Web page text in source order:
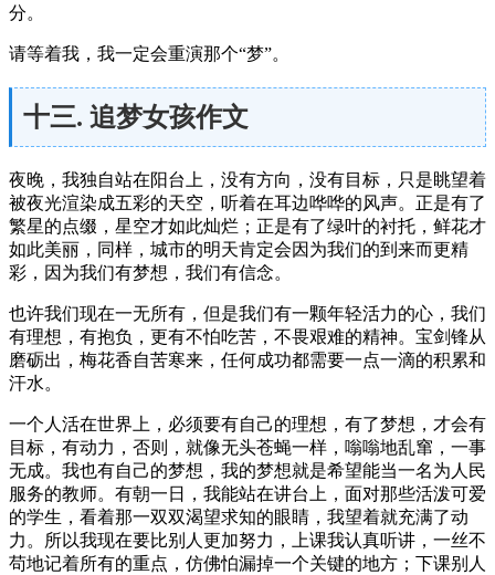
分。
请等着我，我一定会重演那个“梦”。
十三. 追梦女孩作文
夜晚，我独自站在阳台上，没有方向，没有目标，只是眺望着
被夜光渲染成五彩的天空，听着在耳边哗哗的风声。正是有了
繁星的点缀，星空才如此灿烂；正是有了绿叶的衬托，鲜花才
如此美丽，同样，城市的明天肯定会因为我们的到来而更精
彩，因为我们有梦想，我们有信念。
也许我们现在一无所有，但是我们有一颗年轻活力的心，我们
有理想，有抱负，更有不怕吃苦，不畏艰难的精神。宝剑锋从
磨砺出，梅花香自苦寒来，任何成功都需要一点一滴的积累和
汗水。
一个人活在世界上，必须要有自己的理想，有了梦想，才会有
目标，有动力，否则，就像无头苍蝇一样，嗡嗡地乱窜，一事
无成。我也有自己的梦想，我的梦想就是希望能当一名为人民
服务的教师。有朝一日，我能站在讲台上，面对那些活泼可爱
的学生，看着那一双双渴望求知的眼睛，我望着就充满了动
力。所以我现在要比别人更加努力，上课我认真听讲，一丝不
苟地记着所有的重点，仿佛怕漏掉一个关键的地方；下课别人